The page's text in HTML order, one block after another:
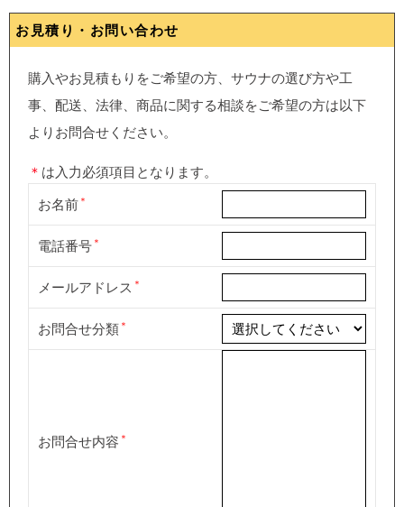
お見積り・お問い合わせ
購入やお見積もりをご希望の方、サウナの選び方や工
事、配送、法律、商品に関する相談をご希望の方は以下
よりお問合せください。
＊ は入力必須項目となります。
お名前
電話番号
メールアドレス
お問合せ分類
お問合せ内容